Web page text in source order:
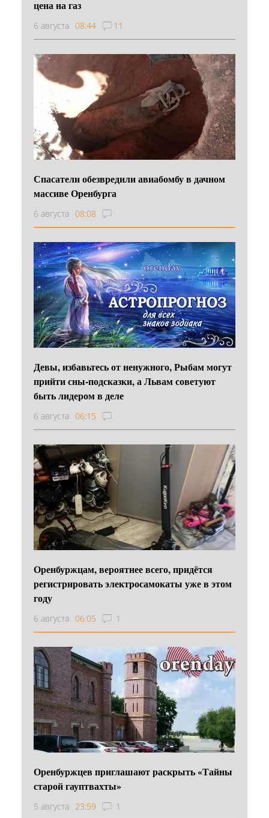
цена на газ
6 августа 08:44 11
Спасатели обезвредили авиабомбу в дачном
массиве Оренбурга
6 августа 08:08
Девы, избавьтесь от ненужного, Рыбам могут
прийти сны-подсказки, а Львам советуют
быть лидером в деле
6 августа 06:15
Оренбуржцам, вероятнее всего, придётся
регистрировать электросамокаты уже в этом
году
6 августа 06:05 1
Оренбуржцев приглашают раскрыть «Тайны
старой гауптвахты»
5 августа 23:59 1